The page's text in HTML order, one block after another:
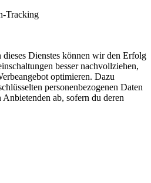
Tracking
Dienstes können wir den Erfolg
besser nachvollziehen,
optimieren. Dazu
personenbezogenen Daten
ab, sofern du deren